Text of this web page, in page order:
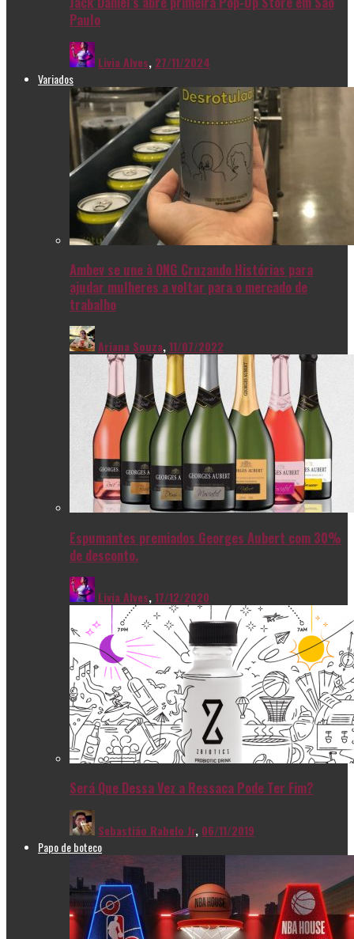
Paulo
Livia Alves, 27/11/2024
Variados
Ambev se une à ONG Cruzando Histórias para
ajudar mulheres a voltar para o mercado de
trabalho
Ariana Souza,11/07/2022
Espumantes premiados Georges Aubert com 30%
de desconto.
Livia Alves,17/12/2020
Será Que Dessa Vez a Ressaca Pode Ter Fim?
Sebastião Rabelo Jr, 06/11/2019
Papo de boteco